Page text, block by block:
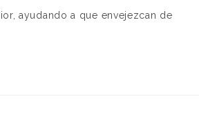
ayudando a que envejezcan de